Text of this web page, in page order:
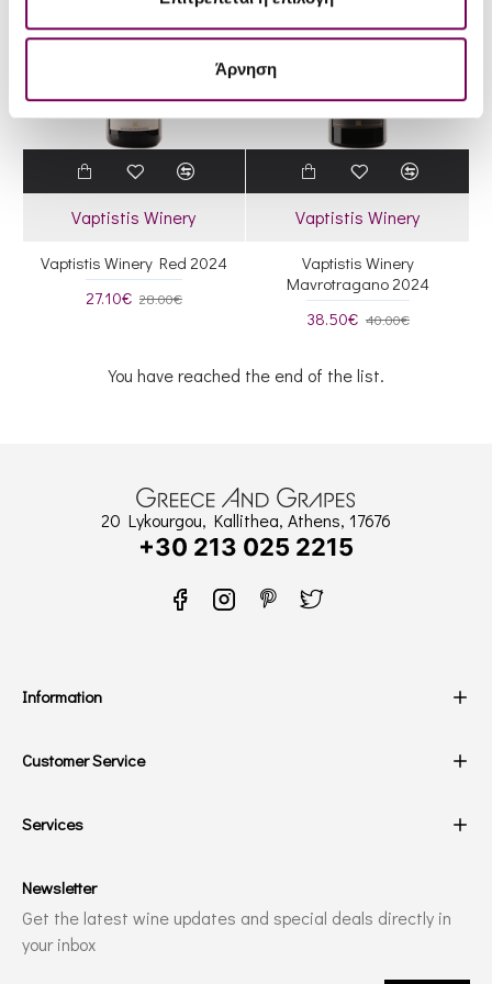
Άρνηση
Vaptistis Winery
Vaptistis Winery Red 2024
27.10€ 28.00€
Vaptistis Winery
Vaptistis Winery
Mavrotragano 2024
38.50€ 40.00€
You have reached the end of the list.
20 Lykourgou, Kallithea, Athens, 17676
+30 213 025 2215
Information
Customer Service
Services
Newsletter
Get the latest wine updates and special deals directly in
your inbox